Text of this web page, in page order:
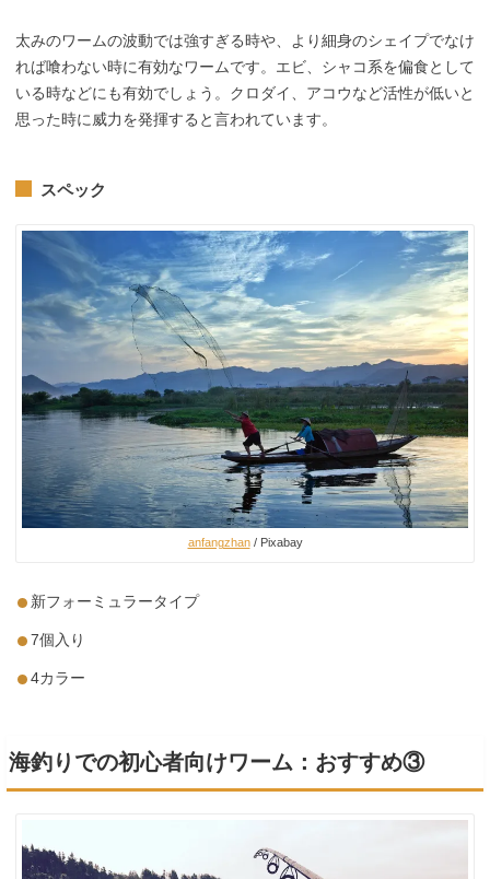
太みのワームの波動では強すぎる時や、より細身のシェイプでなけ
れば喰わない時に有効なワームです。エビ、シャコ系を偏食として
いる時などにも有効でしょう。クロダイ、アコウなど活性が低いと
思った時に威力を発揮すると言われています。
スペック
anfangzhan/ Pixabay
新フォーミュラータイプ
7個入り
4カラー
海釣りでの初心者向けワーム：おすすめ③